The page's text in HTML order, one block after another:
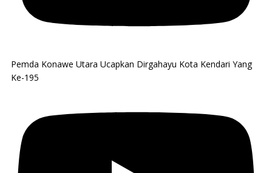
Pemda Konawe Utara Ucapkan Dirgahayu Kota Kendari Yang
Ke-195